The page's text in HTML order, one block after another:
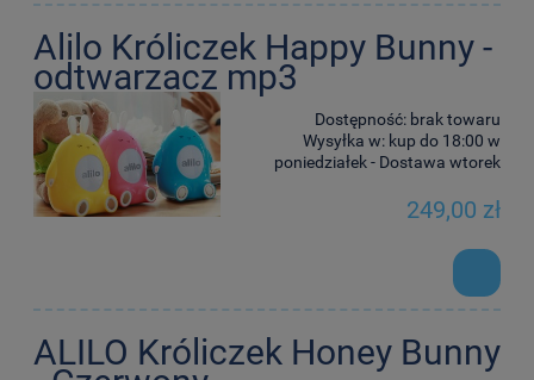
Alilo Króliczek Happy Bunny -
odtwarzacz mp3
Dostępność: brak towaru
Wysyłka w: kup do 18:00 w
poniedziałek - Dostawa wtorek
249,00 zł
ALILO Króliczek Honey Bunny